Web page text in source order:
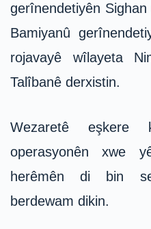
gerînendetiyên
Bamiyanû
rojavayê wîlayeta
Talîbanê derxistin.
Wezaretê
operasyonên xwe
herêmên di bin
berdewam dikin.